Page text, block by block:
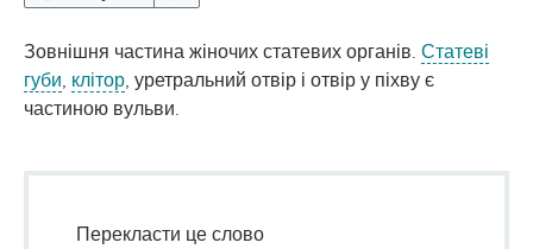
Зовнішня частина жіночих статевих органів. Статеві
губи клітор , уретральний отвір і отвір у піхву є
частиною вульви.
Перекласти це слово